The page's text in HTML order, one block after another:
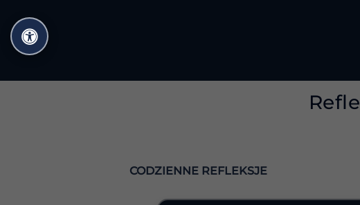
do
treści
CODZIENNE REFLEKSJE